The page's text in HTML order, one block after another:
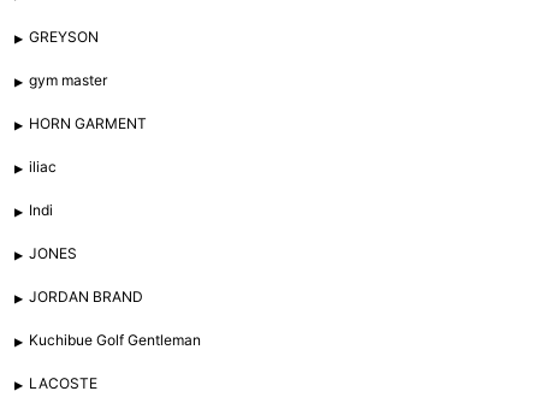
GREYSON
gym master
HORN GARMENT
iliac
Indi
JONES
JORDAN BRAND
Kuchibue Golf Gentleman
LACOSTE